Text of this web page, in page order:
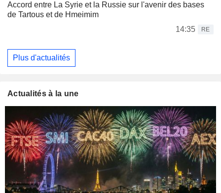
Accord entre La Syrie et la Russie sur l'avenir des bases
de Tartous et de Hmeimim
14:35
RE
Plus d'actualités
Actualités à la une